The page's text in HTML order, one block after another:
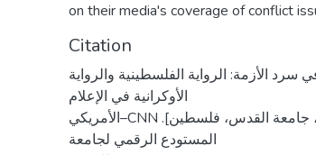
on their media's coverage of conflict
Citation
(2023). قراءة في سرد الأزمة: الرواية الفلسطينية والرواية
الأوكرانية في الإعلام
الأمريكي–CNN كحالة دراسية [رسالة ماجستير منشورة، جامعة القدس، فلسطين].
المستودع الرقمي لجامعة